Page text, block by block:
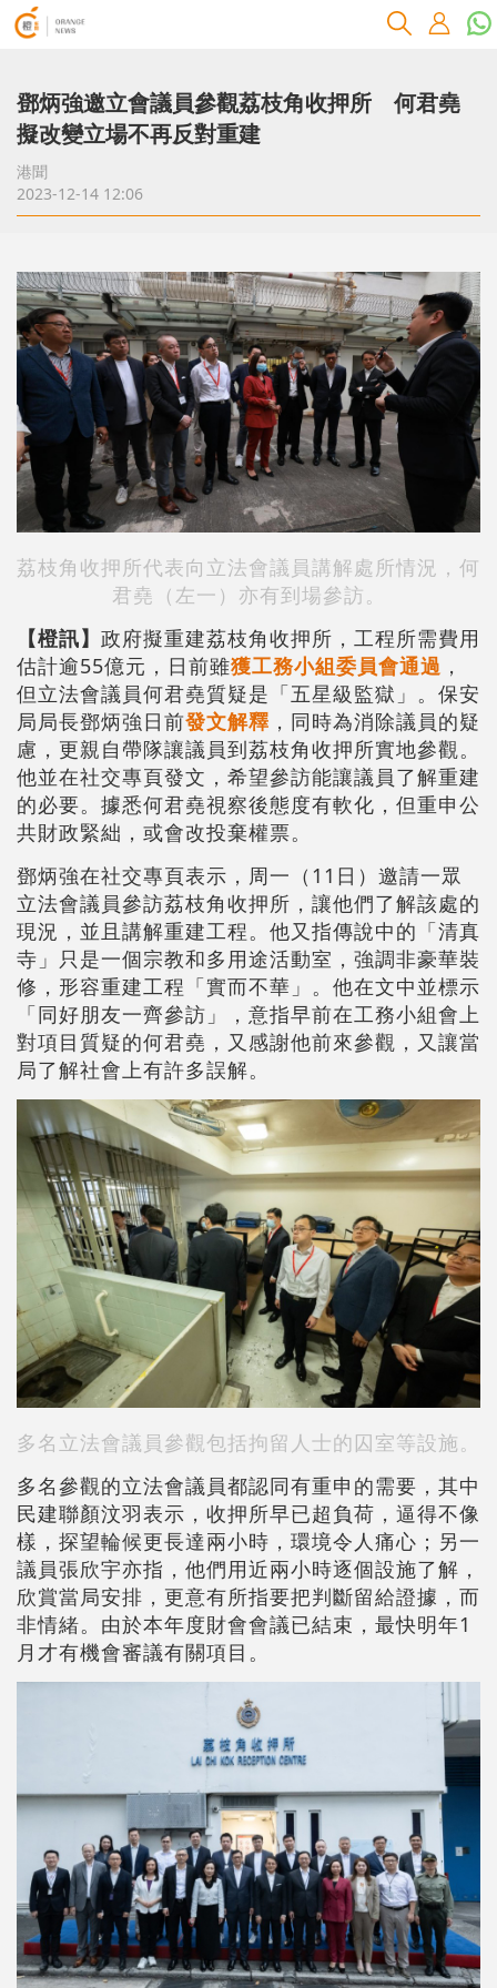
鄧炳強邀立會議員參觀荔枝角收押所 何君堯
擬改變立場不再反對重建
港聞
2023-12-14 12:06
荔枝角收押所代表向立法會議員講解處所情況，何
君堯（左一）亦有到場參訪。
【橙訊】 政府擬重建荔枝角收押所，工程所需費用
估計逾55億元，日前雖獲工務小組委員會通過 ，
但立法會議員何君堯質疑是「五星級監獄」。保安
局局長鄧炳強日前發文解釋 ，同時為消除議員的疑
慮，更親自帶隊讓議員到荔枝角收押所實地參觀。
他並在社交專頁發文，希望參訪能讓議員了解重建
的必要。據悉何君堯視察後態度有軟化，但重申公
共財政緊絀，或會改投棄權票。
鄧炳強在社交專頁表示，周一（11日）邀請一眾
立法會議員參訪荔枝角收押所，讓他們了解該處的
現況，並且講解重建工程。他又指傳說中的「清真
寺」只是一個宗教和多用途活動室，強調非豪華裝
修，形容重建工程「實而不華」。他在文中並標示
「同好朋友一齊參訪」，意指早前在工務小組會上
對項目質疑的何君堯，又感謝他前來參觀，又讓當
局了解社會上有許多誤解。
多名立法會議員參觀包括拘留人士的囚室等設施。
多名參觀的立法會議員都認同有重申的需要，其中
民建聯顏汶羽表示，收押所早已超負荷，逼得不像
樣，探望輪候更長達兩小時，環境令人痛心；另一
議員張欣宇亦指，他們用近兩小時逐個設施了解，
欣賞當局安排，更意有所指要把判斷留給證據，而
非情緒。由於本年度財會會議已結束，最快明年1
月才有機會審議有關項目。